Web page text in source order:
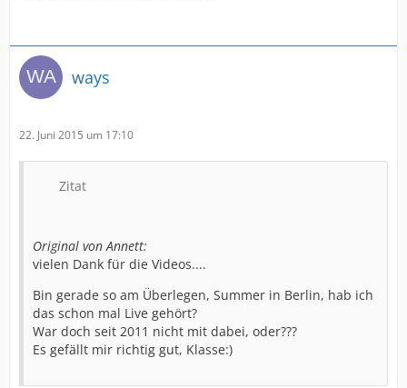
ways
22. Juni 2015 um 17:10
Zitat
Original von Annett:
vielen Dank für die Videos....
Bin gerade so am Überlegen, Summer in Berlin, hab ich
das schon mal Live gehört?
War doch seit 2011 nicht mit dabei, oder???
Es gefällt mir richtig gut, Klasse:)